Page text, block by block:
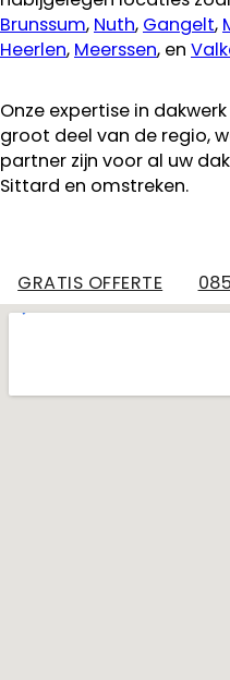
Brunssum, Nuth, Gangelt,
Heerlen, Meerssen, en
Onze expertise in
groot deel van de regio,
partner zijn voor al uw
Sittard en omstreken.
GRATIS OFFERTE